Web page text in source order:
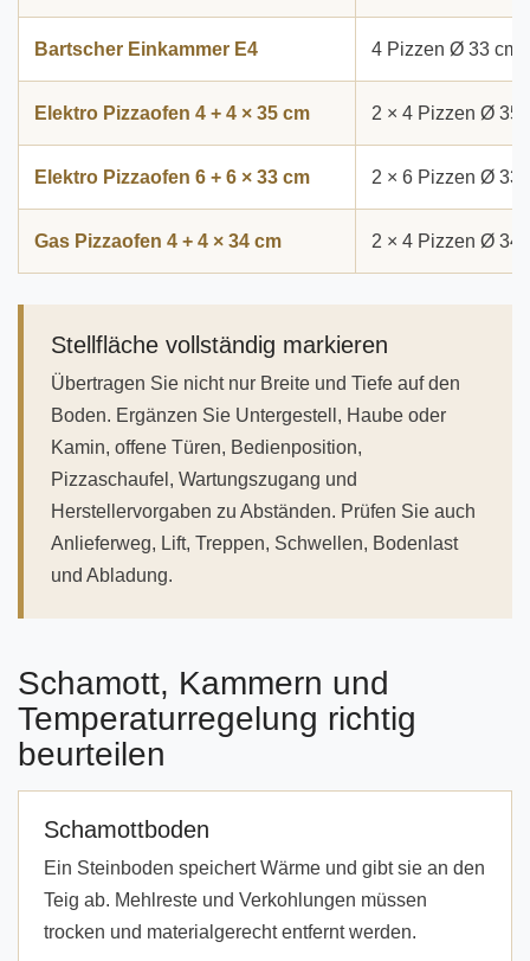
Bartscher Einkammer E4 4 Pizzen Ø 33 cm,
Elektro Pizzaofen 4 + 4 × 35 cm 2 × 4 Pizzen Ø 35
Elektro Pizzaofen 6 + 6 × 33 cm 2 × 6 Pizzen Ø 33
Gas Pizzaofen 4 + 4 × 34 cm 2 × 4 Pizzen Ø 34
Stellfläche vollständig markieren
Übertragen Sie nicht nur Breite und Tiefe auf den
Boden. Ergänzen Sie Untergestell, Haube oder
Kamin, offene Türen, Bedienposition,
Pizzaschaufel, Wartungszugang und
Herstellervorgaben zu Abständen. Prüfen Sie auch
Anlieferweg, Lift, Treppen, Schwellen, Bodenlast
und Abladung.
Schamott, Kammern und
Temperaturregelung richtig
beurteilen
Schamottboden
Ein Steinboden speichert Wärme und gibt sie an den
Teig ab. Mehlreste und Verkohlungen müssen
trocken und materialgerecht entfernt werden.